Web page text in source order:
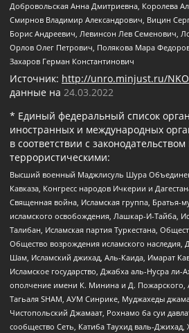
Добровольская Анна Дмитриевна, Королева
Смирнов Владимир Александрович, Вицин
Борис Андреевич, Левинсон Лев Семенович,
Орлов Олег Петрович, Полякова Мара
Захаров Герман Константинович
Источник: http://unro.minjust.ru/
данные на 24.03.2022
* Единый федеральный список
иностранных и международных
в соответствии с
террористическими:
Высший военный Маджлисуль Шура
Кавказа, Конгресс народов Ичкерии и
Священная война, Исламская группа, Братья-
исламского освобождения, Лашкар-И-Тайба,
Талибан, Исламская партия Туркестана,
Общество возрождения исламского наследия,
Шам, Исламский джихад, Аль-Каида, Имарат
Исламское государство, Джабха аль-Нусра
ополчение имени К. Минина и Д. Пожарского,
Тагьаля SHAM, АУМ Синрике, Муджахеды
Чистопольский Джамаат, Рохнамо ба суи
сообщество Сеть, Катиба Таухид валь-